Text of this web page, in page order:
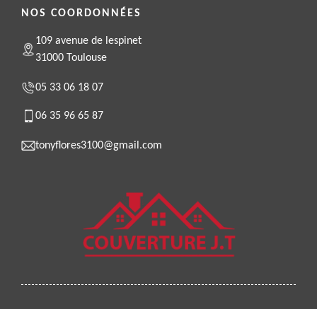
NOS COORDONNÉES
109 avenue de lespinet
31000 Toulouse
05 33 06 18 07
06 35 96 65 87
tonyflores3100@gmail.com